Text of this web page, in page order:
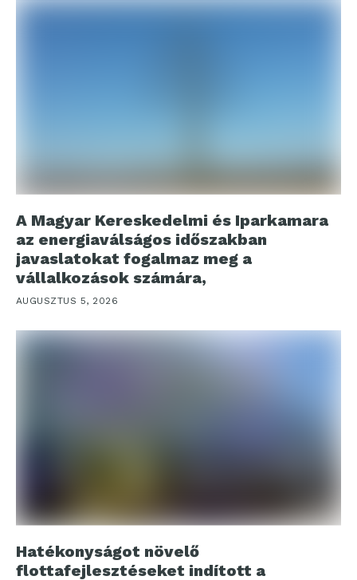
A Magyar Kereskedelmi és Iparkamara
az energiaválságos időszakban
javaslatokat fogalmaz meg a
vállalkozások számára,
AUGUSZTUS 5, 2026
Hatékonyságot növelő
flottafejlesztéseket indított a